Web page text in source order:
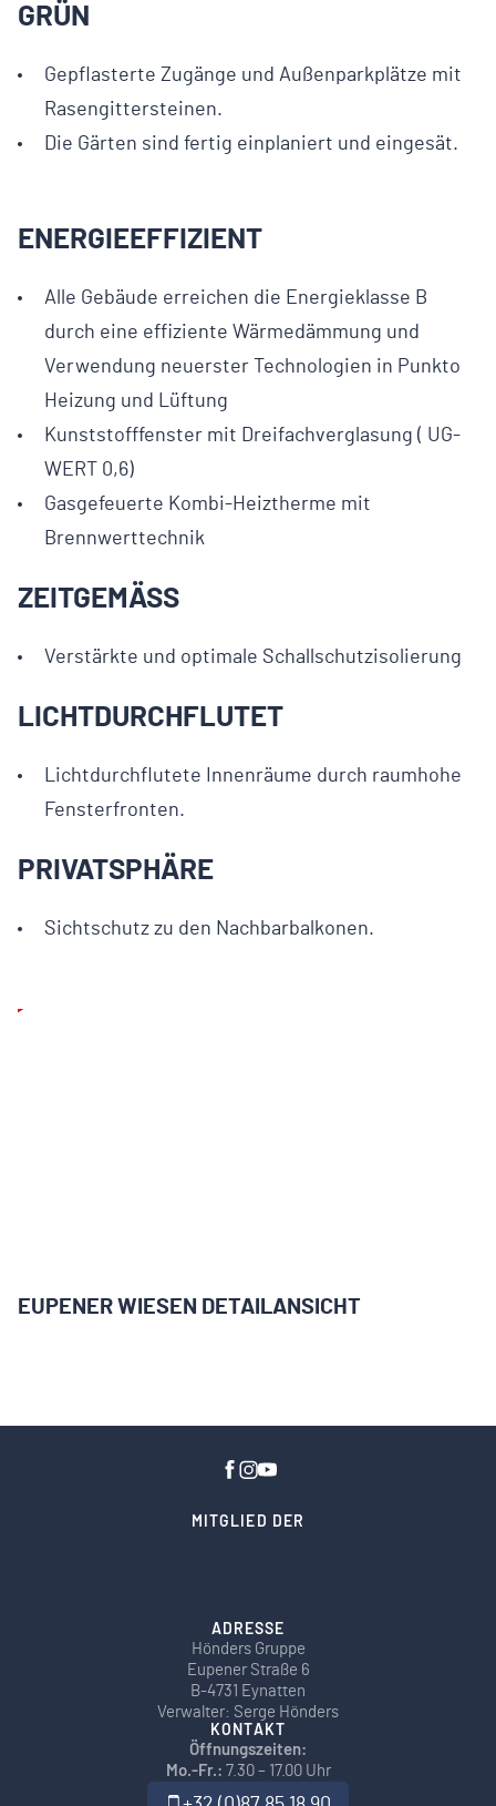
GRÜN
Gepflasterte Zugänge und Außenparkplätze mit
Rasengittersteinen.
Die Gärten sind fertig einplaniert und eingesät.
ENERGIEEFFIZIENT
Alle Gebäude erreichen die Energieklasse B
durch eine effiziente Wärmedämmung und
Verwendung neuerster Technologien in Punkto
Heizung und Lüftung
Kunststofffenster mit Dreifachverglasung ( UG-
WERT 0,6)
Gasgefeuerte Kombi-Heiztherme mit
Brennwerttechnik
ZEITGEMÄSS
Verstärkte und optimale Schallschutzisolierung
LICHTDURCHFLUTET
Lichtdurchflutete Innenräume durch raumhohe
Fensterfronten.
PRIVATSPHÄRE
Sichtschutz zu den Nachbarbalkonen.
Play
EUPENER WIESEN DETAILANSICHT
MITGLIED DER
ADRESSE
Hönders Gruppe
Eupener Straße 6
B-4731 Eynatten
Verwalter: Serge Hönders
KONTAKT
Öffnungszeiten:
Mo.-Fr.: 7.30 – 17.00 Uhr